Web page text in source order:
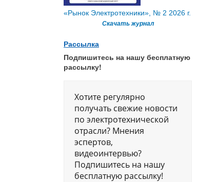
«Рынок Электротехники», № 2 2026 г.
Скачать журнал
Рассылка
Подпишитесь на нашу бесплатную
рассылку!
Хотите регулярно
получать свежие новости
по электротехнической
отрасли? Мнения
эспертов,
видеоинтервью?
Подпишитесь на нашу
бесплатную рассылку!